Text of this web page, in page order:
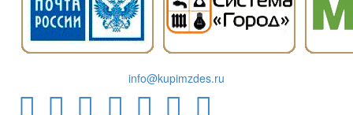
info@kupimzdes.ru